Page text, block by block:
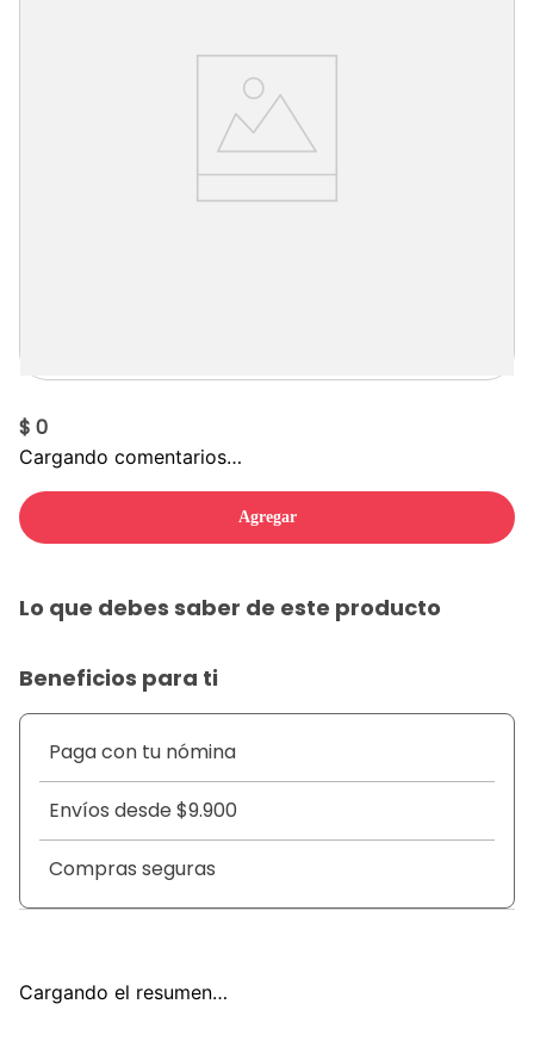
$ 0
Cargando comentarios…
Agregar
Lo que debes saber de este producto
Beneficios para ti
Paga con tu nómina
Envíos desde $9.900
Compras seguras
Cargando el resumen…